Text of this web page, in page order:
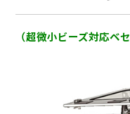
（超微小ビーズ対応ベ